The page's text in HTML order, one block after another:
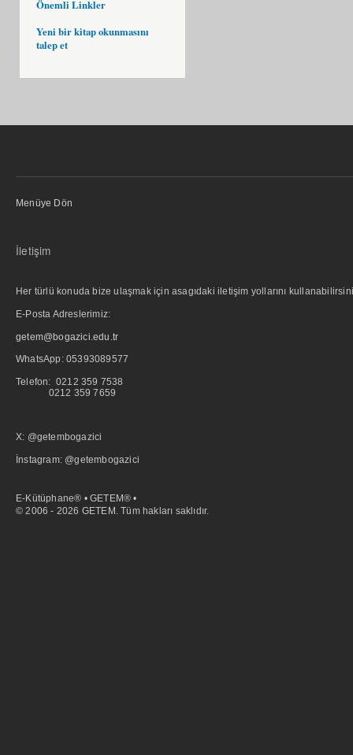
Önemli Linkler
Yeni bir kitap okunmasını
talep et
Menüye Dön
İletişim
Her türlü konuda bize ulaşmak için asagıdaki iletişim yollarını
E-Posta Adreslerimiz:
getem@bogazici.edu.tr
WhatsApp: 05393089577
Telefon: 0212 359 7538
0212 359 7659
X: @getembogazici
İnstagram: @getembogazici
E-Kütüphane® • GETEM® •
© 2006 - 2026 GETEM. Tüm hakları saklıdır.